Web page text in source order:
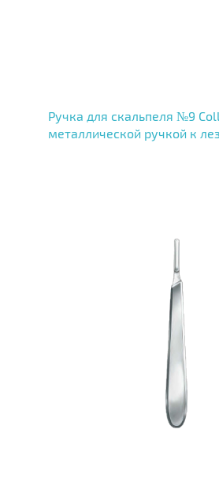
Ручка для скальпеля №9
металлической ручкой к